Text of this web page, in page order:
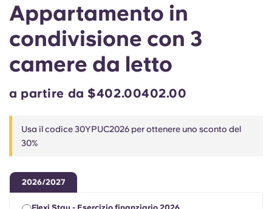
Chinese
Español
Accedi
Appartamento in
condivisione con 3
camere da letto
a partire da $402.00402.00
Usa il codice 30YPUC2026 per ottenere uno sconto del
30%
2026/2027